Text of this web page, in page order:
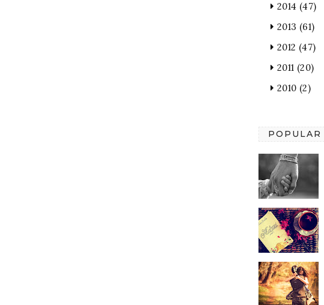
2014 (47)
2013 (61)
2012 (47)
2011 (20)
2010 (2)
POPULAR